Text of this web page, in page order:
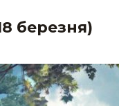
березня)